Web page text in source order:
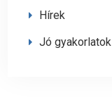
Hírek
Jó gyakorlatok